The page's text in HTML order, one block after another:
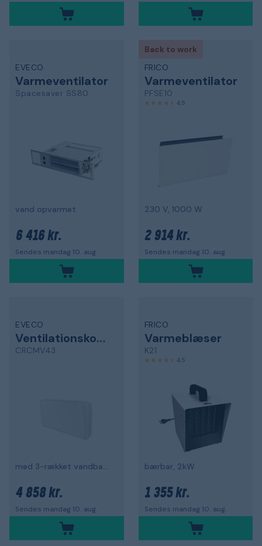
EVECO
Varmeventilator
Spacesaver SS80
vand opvarmet
6 416 kr.
Sendes mandag 10. aug.
Back to work
FRICO
Varmeventilator
PFSE10
4,5
230 V, 1000 W
2 914 kr.
Sendes mandag 10. aug.
EVECO
Ventilationskonvektor
CRCMV43
med 3-rækket vandbatteri
4 858 kr.
Sendes mandag 10. aug.
FRICO
Varmeblæser
K21
4,5
bærbar, 2kW
1 355 kr.
Sendes mandag 10. aug.